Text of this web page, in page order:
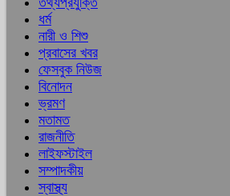
ধর্ম
নারী ও শিশু
প্রবাসের খবর
ফেসবুক নিউজ
বিনোদন
ভ্রমণ
মতামত
রাজনীতি
লাইফস্টাইল
সম্পাদকীয়
স্বাস্থ্য